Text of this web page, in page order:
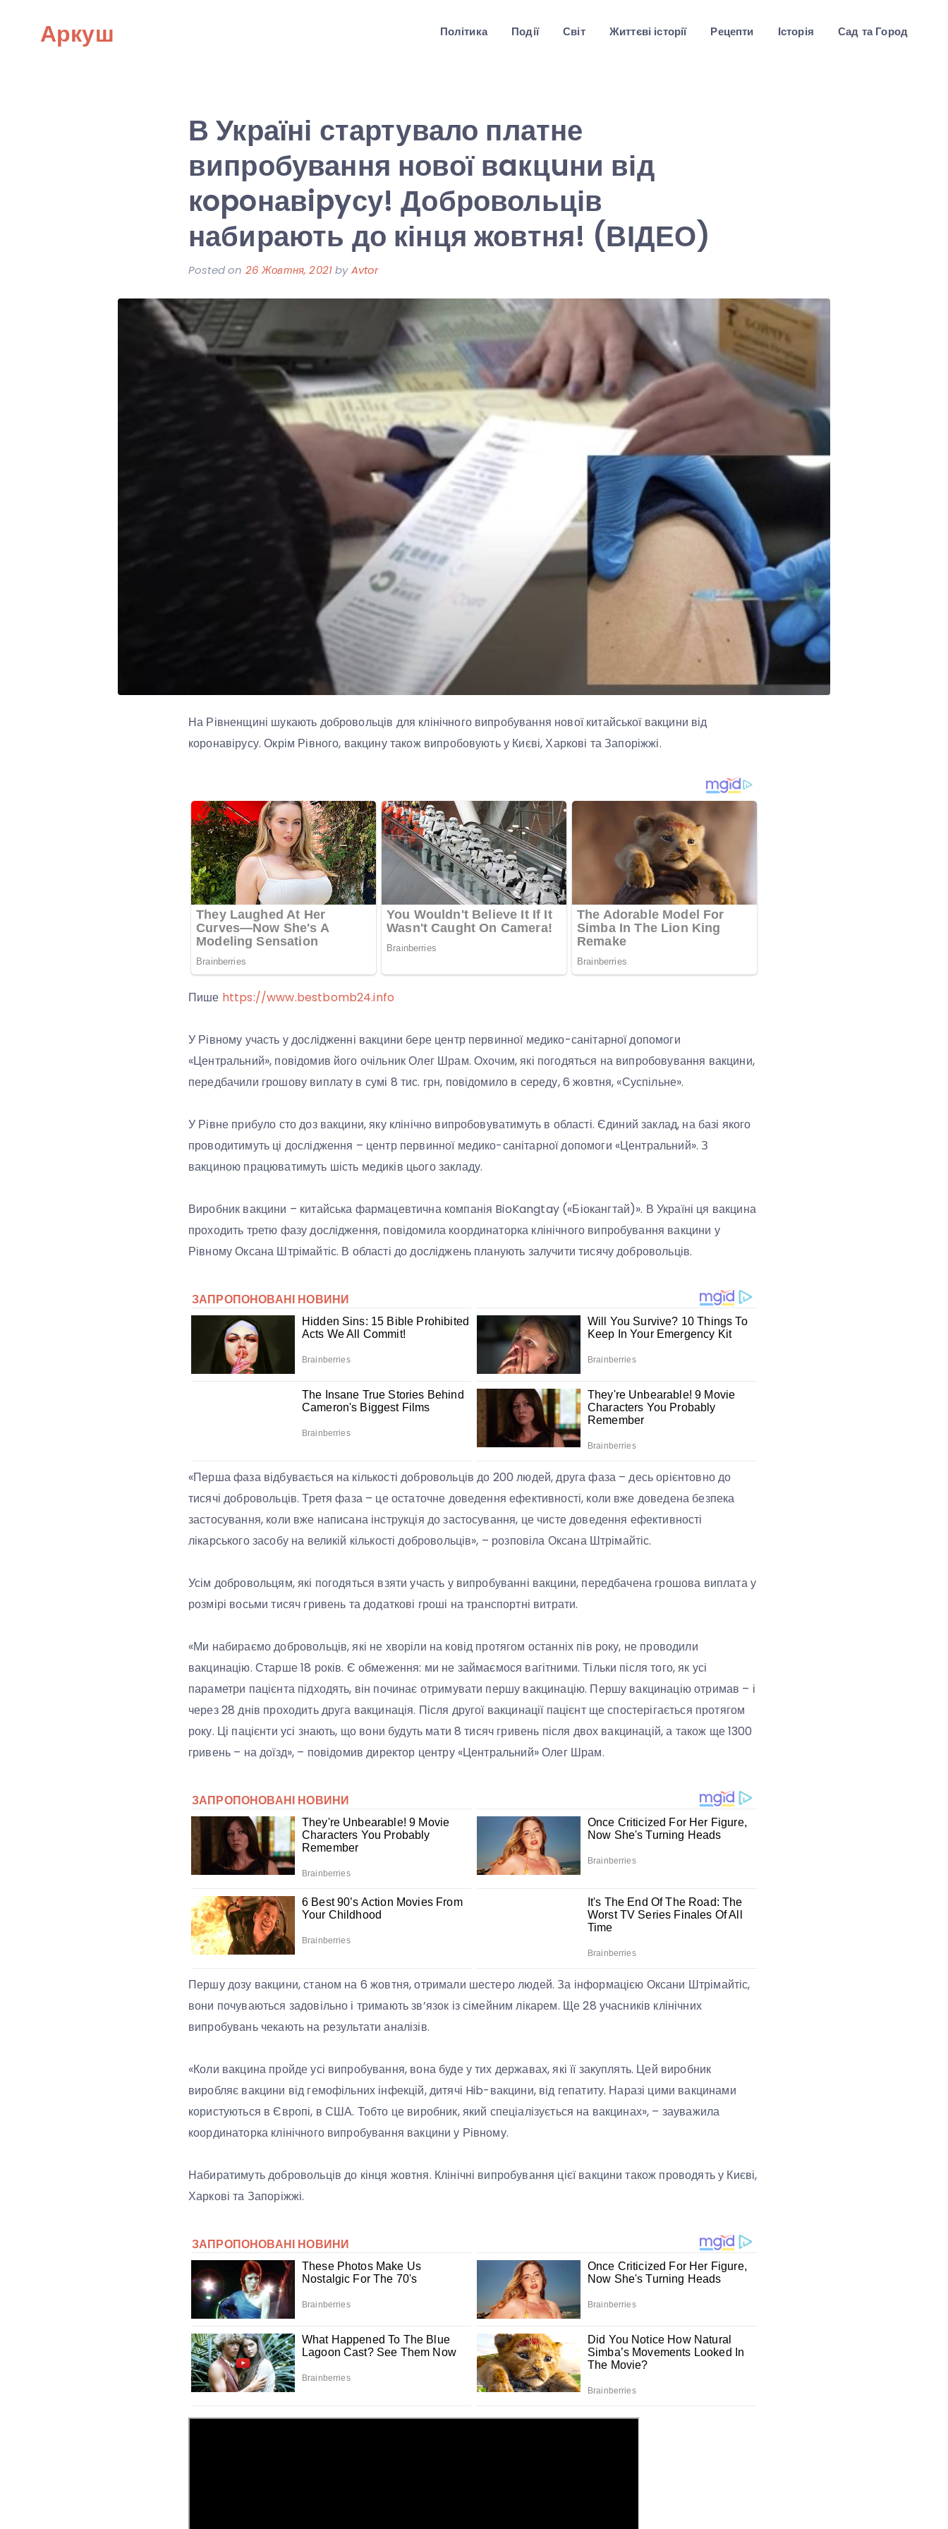
Аркуш Політика Події Світ Життєві історії Рецепти Історія Сад та Город
В Україні стартувало платне
випробування нової вaкцuни від
кopoнавipyсу! Добровольців
набирають до кінця жовтня! (ВІДЕО)
Posted on 26 Жовтня, 2021byAvtor
На Рівненщині шукають добровольців для клінічного випробування нової китайської вакцини від
коронавірусу. Окрім Рівного, вакцину також випробовують у Києві, Харкові та Запоріжжі.
Пише https://www.bestbomb24.info
У Рівному участь у дослідженні вакцини бере центр первинної медико-санітарної допомоги
«Центральний», повідомив його очільник Олег Шрам. Охочим, які погодяться на випробовування вакцини,
передбачили грошову виплату в сумі 8 тис. грн, повідомило в середу, 6 жовтня, «Суспільне».
У Рівне прибуло сто доз вакцини, яку клінічно випробовуватимуть в області. Єдиний заклад, на базі якого
проводитимуть ці дослідження – центр первинної медико-санітарної допомоги «Центральний». З
вакциною працюватимуть шість медиків цього закладу.
Виробник вакцини – китайська фармацевтична компанія BioKangtay («Біокангтай)». В Україні ця вакцина
проходить третю фазу дослідження, повідомила координаторка клінічного випробування вакцини у
Рівному Оксана Штрімайтіс. В області до досліджень планують залучити тисячу добровольців.
«Перша фаза відбувається на кількості добровольців до 200 людей, друга фаза – десь орієнтовно до
тисячі добровольців. Третя фаза – це остаточне доведення ефективності, коли вже доведена безпека
застосування, коли вже написана інструкція до застосування, це чисте доведення ефективності
лікарського засобу на великій кількості добровольців», – розповіла Оксана Штрімайтіс.
Усім добровольцям, які погодяться взяти участь у випробуванні вакцини, передбачена грошова виплата у
розмірі восьми тисяч гривень та додаткові гроші на транспортні витрати.
«Ми набираємо добровольців, які не хворіли на ковід протягом останніх пів року, не проводили
вакцинацію. Старше 18 років. Є обмеження: ми не займаємося вагітними. Тільки після того, як усі
параметри пацієнта підходять, він починає отримувати першу вакцинацію. Першу вакцинацію отримав – і
через 28 днів проходить друга вакцинація. Після другої вакцинації пацієнт ще спостерігається протягом
року. Ці пацієнти усі знають, що вони будуть мати 8 тисяч гривень після двох вакцинацій, а також ще 1300
гривень – на доїзд», – повідомив директор центру «Центральний» Олег Шрам.
Першу дозу вакцини, станом на 6 жовтня, отримали шестеро людей. За інформацією Оксани Штрімайтіс,
вони почуваються задовільно і тримають зв’язок із сімейним лікарем. Ще 28 учасників клінічних
випробувань чекають на результати аналізів.
«Коли вакцина пройде усі випробування, вона буде у тих державах, які її закуплять. Цей виробник
виробляє вакцини від гемофільних інфекцій, дитячі Hib-вакцини, від гепатиту. Наразі цими вакцинами
користуються в Європі, в США. Тобто це виробник, який спеціалізується на вакцинах», – зауважила
координаторка клінічного випробування вакцини у Рівному.
Набиратимуть добровольців до кінця жовтня. Клінічні випробування цієї вакцини також проводять у Києві,
Харкові та Запоріжжі.